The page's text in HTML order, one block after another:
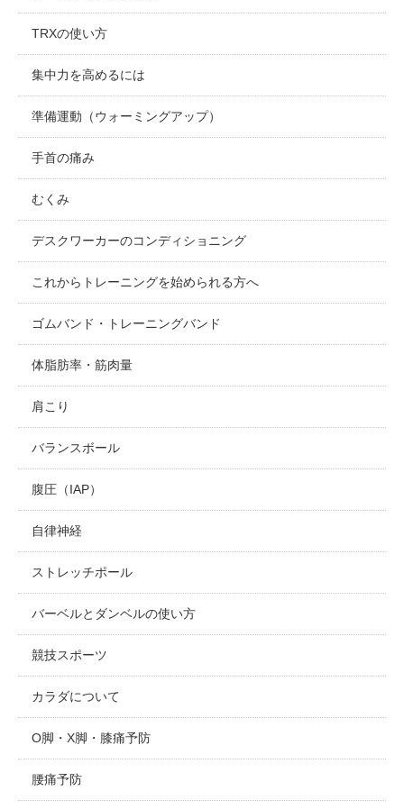
TRXの使い方
集中力を高めるには
準備運動（ウォーミングアップ）
手首の痛み
むくみ
デスクワーカーのコンディショニング
これからトレーニングを始められる方へ
ゴムバンド・トレーニングバンド
体脂肪率・筋肉量
肩こり
バランスボール
腹圧（IAP）
自律神経
ストレッチポール
バーベルとダンベルの使い方
競技スポーツ
カラダについて
O脚・X脚・膝痛予防
腰痛予防